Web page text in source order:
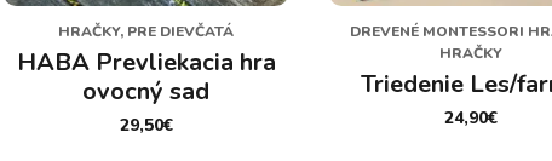
HRAČKY, PRE DIEVČATÁ
HABA Prevliekacia hra
ovocný sad
29,50€
DREVENÉ MONTESSORI
HRAČKY
Triedenie Les/
24,90€